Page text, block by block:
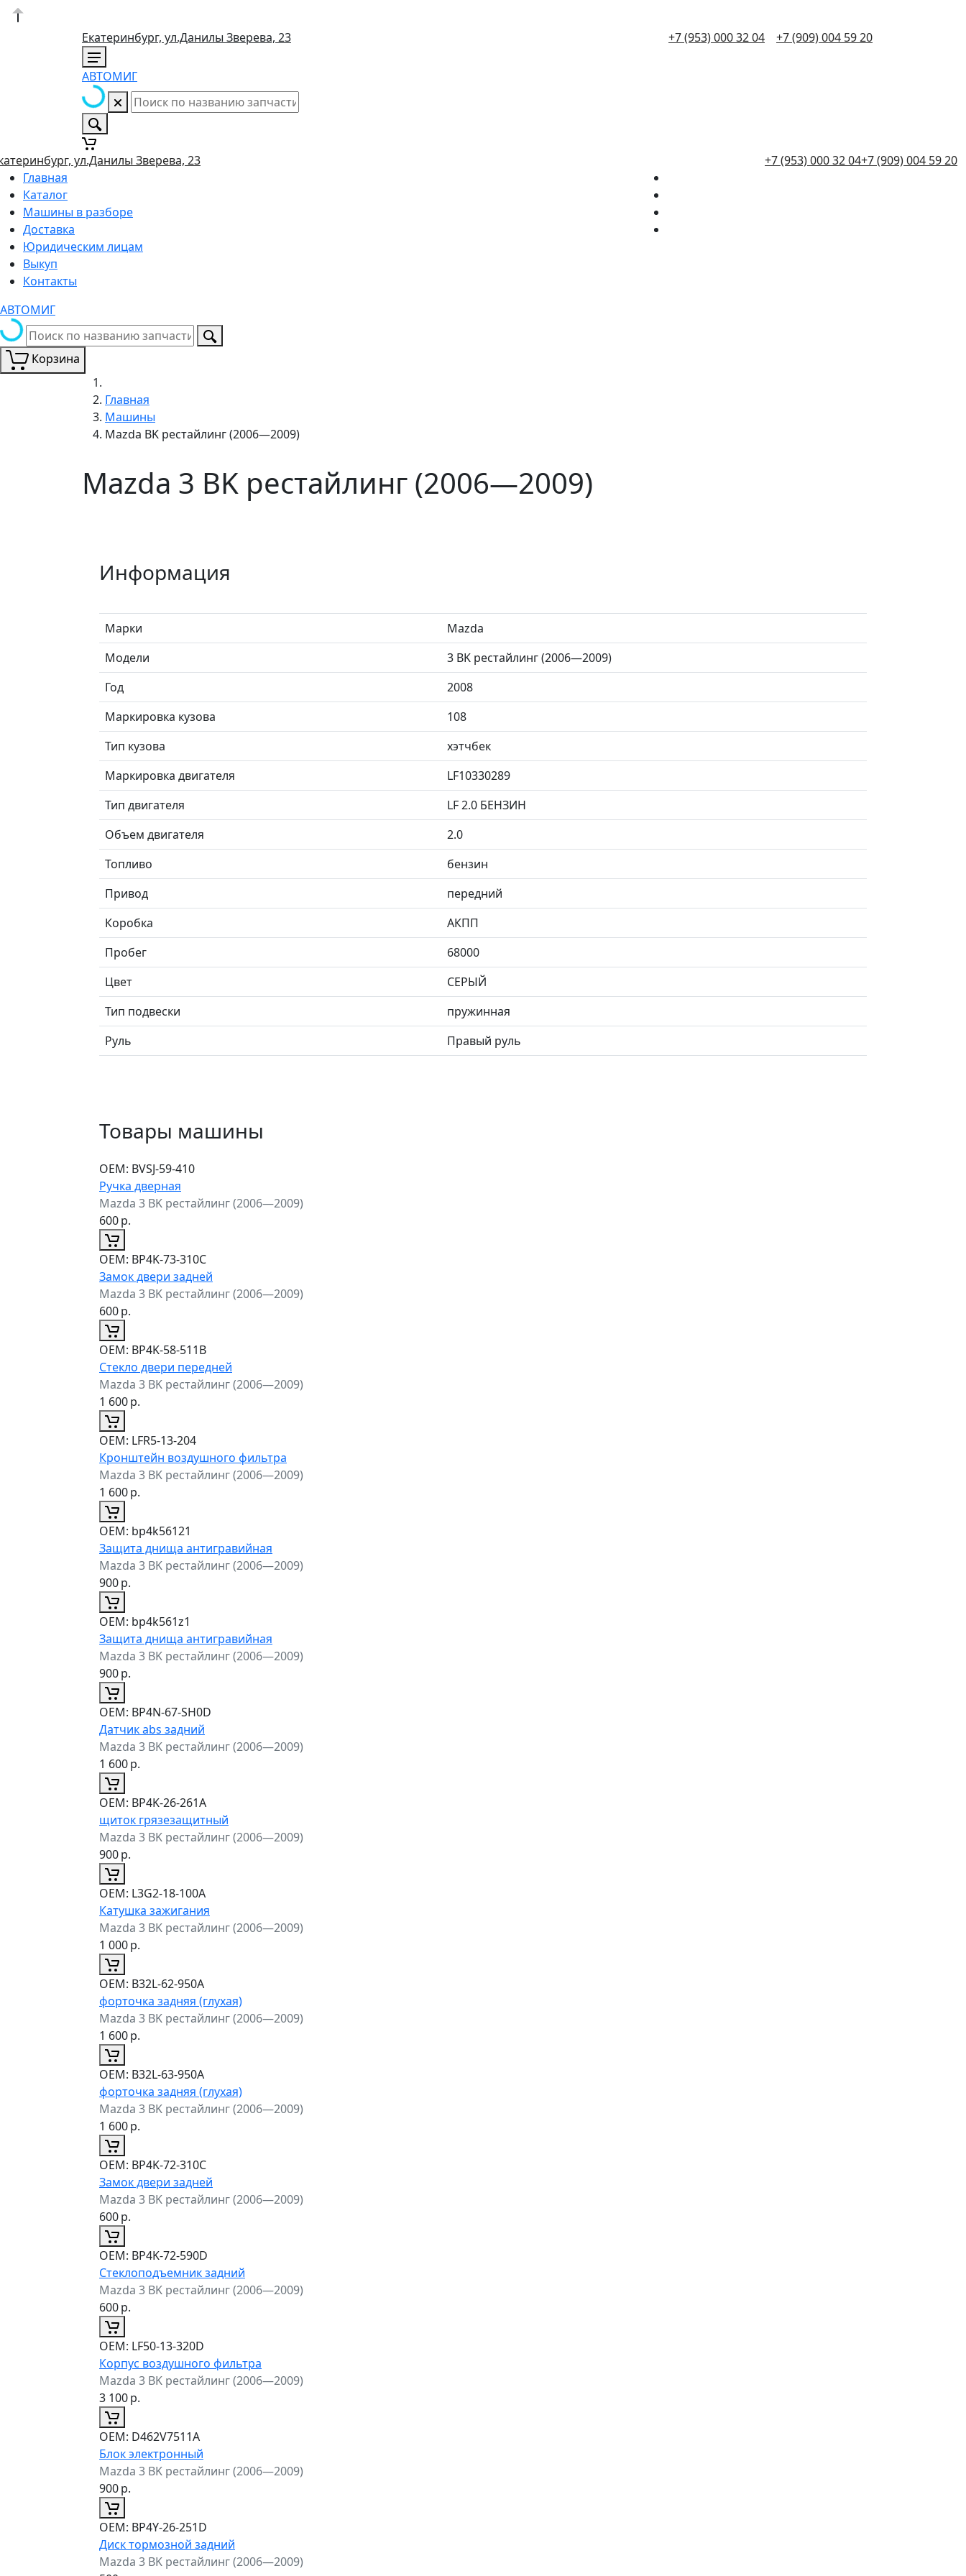
Екатеринбург, ул.Данилы Зверева, 23 +7 (953) 000 32 04 +7 (909) 004 59 20
АВТОМИГ
ул.Данилы Зверева, 23 +7 (953) 000 32 04+7 (909) 004 59 20
Главная
Каталог
Машины в разборе
Доставка
Юридическим лицам
Выкуп
Контакты
АВТОМИГ
Корзина
Главная
Машины
Mazda BK рестайлинг (2006—2009)
Mazda 3 BK рестайлинг (2006—2009)
Информация
Марки
Mazda
Модели
3 BK рестайлинг (2006—2009)
Год
2008
Маркировка кузова
108
Тип кузова
хэтчбек
Маркировка двигателя
LF10330289
Тип двигателя
LF 2.0 БЕНЗИН
Объем двигателя
2.0
Топливо
бензин
Привод
передний
Коробка
АКПП
Пробег
68000
Цвет
СЕРЫЙ
Тип подвески
пружинная
Руль
Правый руль
Товары машины
ОЕМ: BVSJ-59-410
Ручка дверная
Mazda 3 BK рестайлинг (2006—2009)
600р.
ОЕМ: BP4K-73-310C
Замок двери задней
Mazda 3 BK рестайлинг (2006—2009)
600р.
ОЕМ: BP4K-58-511B
Стекло двери передней
Mazda 3 BK рестайлинг (2006—2009)
1 600р.
ОЕМ: LFR5-13-204
Кронштейн воздушного фильтра
Mazda 3 BK рестайлинг (2006—2009)
1 600р.
ОЕМ: bp4k56121
Защита днища антигравийная
Mazda 3 BK рестайлинг (2006—2009)
900р.
ОЕМ: bp4k561z1
Защита днища антигравийная
Mazda 3 BK рестайлинг (2006—2009)
900р.
ОЕМ: BP4N-67-SH0D
Датчик abs задний
Mazda 3 BK рестайлинг (2006—2009)
1 600р.
ОЕМ: BP4K-26-261A
щиток грязезащитный
Mazda 3 BK рестайлинг (2006—2009)
900р.
ОЕМ: L3G2-18-100A
Катушка зажигания
Mazda 3 BK рестайлинг (2006—2009)
1 000р.
ОЕМ: B32L-62-950A
форточка задняя (глухая)
Mazda 3 BK рестайлинг (2006—2009)
1 600р.
ОЕМ: B32L-63-950A
форточка задняя (глухая)
Mazda 3 BK рестайлинг (2006—2009)
1 600р.
ОЕМ: BP4K-72-310C
Замок двери задней
Mazda 3 BK рестайлинг (2006—2009)
600р.
ОЕМ: BP4K-72-590D
Стеклоподъемник задний
Mazda 3 BK рестайлинг (2006—2009)
600р.
ОЕМ: LF50-13-320D
Корпус воздушного фильтра
Mazda 3 BK рестайлинг (2006—2009)
3 100р.
ОЕМ: D462V7511A
Блок электронный
Mazda 3 BK рестайлинг (2006—2009)
900р.
ОЕМ: BP4Y-26-251D
Диск тормозной задний
Mazda 3 BK рестайлинг (2006—2009)